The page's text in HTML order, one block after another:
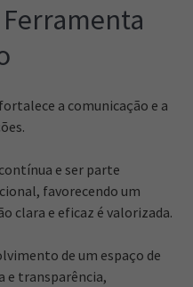
a comunicação e a
e ser parte
favorecendo um
clara e eficaz é valorizada.
de um espaço de
e transparência,